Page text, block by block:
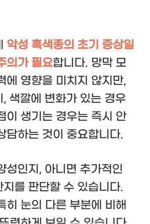
악성 흑색종의 초기 증상일
의가 필요합니다. 망막 모
에 영향을 미치지 않지만,
색깔에 변화가 있는 경우
이 생기는 경우는 즉시 안
담하는 것이 중요합니다.
성인지, 아니면 추가적인
를 판단할 수 있습니다.
히 눈의 다른 부분에 비해